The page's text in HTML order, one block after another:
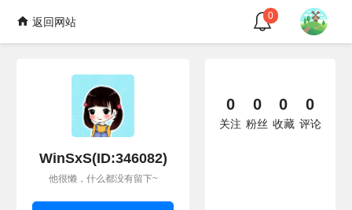
返回网站 0
WinSxS(ID:346082)
他很懒，什么都没有留下~
0
关注
0
粉丝
0
收藏
0
评论